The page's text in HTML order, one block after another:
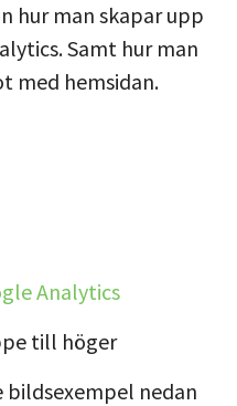
hur man skapar upp
Samt hur man
med hemsidan.
Analytics
till höger
bildsexempel nedan